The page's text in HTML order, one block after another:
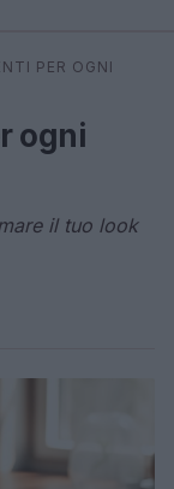
⌕
PER OGNI
ogni
il tuo look